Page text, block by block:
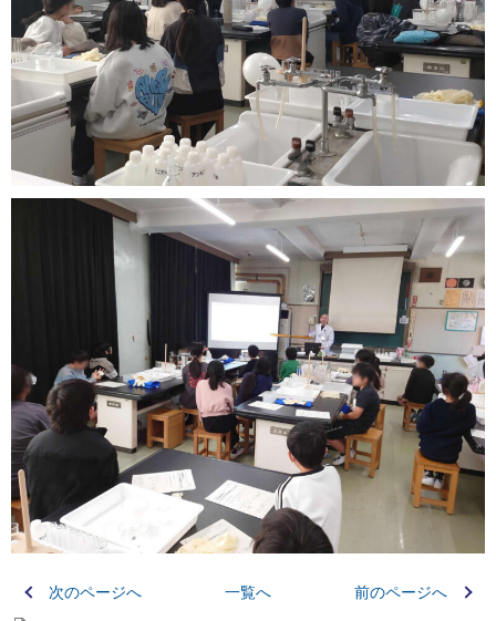
次のページへ 一覧へ
前のページへ